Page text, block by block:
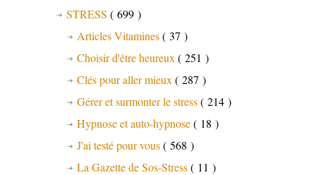
STRESS ( 699 )
Articles Vitamines( 37 )
Choisir d'être heureux ( 251 )
Clés pour aller mieux ( 287 )
Gérer et surmonter le stress( 214 )
Hypnose et auto-hypnose( 18 )
J'ai testé pour vous( 568 )
La Gazette de Sos-Stress( 11 )